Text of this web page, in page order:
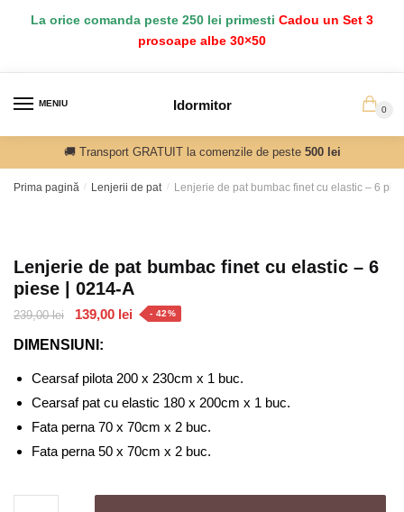
La orice comanda peste 250 lei primesti Cadou un Set 3
prosoape albe 30×50
MENIU Idormitor 0
🚚 Transport GRATUIT la comenzile de peste 500 lei
Prima pagină / Lenjerii de pat / Lenjerie de pat bumbac finet cu elastic – 6
Lenjerie de pat bumbac finet cu elastic – 6
piese | 0214-A
239,00lei
Prețul
a
fost:
239,00 lei.
139,00 lei Prețul
139,00 lei.
- 42%
DIMENSIUNI:
Cearsaf pilota 200 x 230cm x 1 buc.
Cearsaf pat cu elastic 180 x 200cm x 1 buc.
Fata perna 70 x 70cm x 2 buc.
Fata perna 50 x 70cm x 2 buc.